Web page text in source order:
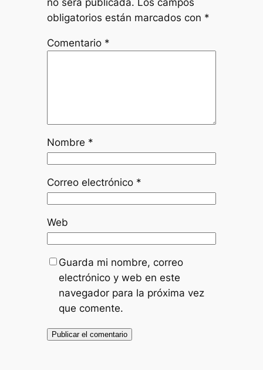
no será publicada. Los campos
obligatorios están marcados con *
Comentario *
Nombre *
Correo electrónico *
Web
Guarda mi nombre, correo
electrónico y web en este
navegador para la próxima vez
que comente.